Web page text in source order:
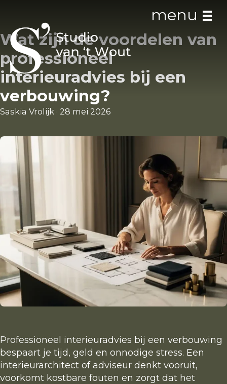
menu
Studio
Studio van ’t Wout
Ons team
Interieur stappenplan
The Community Office
Showroom
Studio van ’t Wout
Lema flagshipstore
Portfolio
Wat zijn de voordelen van
professioneel
interieuradvies bij een
verbouwing?
Saskia Vrolijk · 28 mei 2026
Professioneel interieuradvies bij een verbouwing
bespaart je tijd, geld en onnodige stress. Een
interieurarchitect of adviseur denkt vooruit,
voorkomt kostbare fouten en zorgt dat het